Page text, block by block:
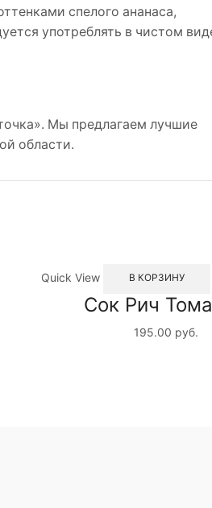
спелого ананаса,
употреблять в чистом
Мы предлагаем лучшие
области.
Quick View В КОРЗИНУ
Сок Рич
195.00 руб.